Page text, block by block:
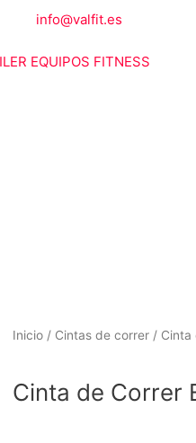
info@valfit.es
Inicio / Cintas de correr / Cinta
Cinta de Correr